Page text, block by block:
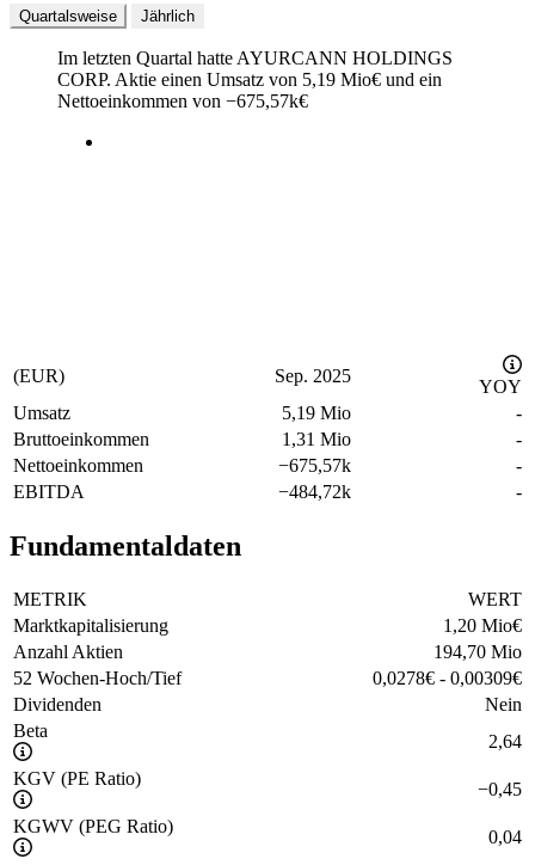
Quartalsweise Jährlich
Im letzten Quartal hatte AYURCANN HOLDINGS
CORP. Aktie einen Umsatz von 5,19 Mio€ und ein
Nettoeinkommen von −675,57k€
(EUR) Sep. 2025
YOY
Umsatz
5,19 Mio
-
Bruttoeinkommen
1,31 Mio
-
Nettoeinkommen
−675,57k
-
EBITDA
−484,72k -
Fundamentaldaten
METRIK
WERT
Marktkapitalisierung
1,20 Mio€
Anzahl Aktien
194,70 Mio
52 Wochen-Hoch/Tief
0,0278€ - 0,00309€
Dividenden
Nein
Beta
2,64
KGV (PE Ratio)
−0,45
KGWV (PEG Ratio)
0,04